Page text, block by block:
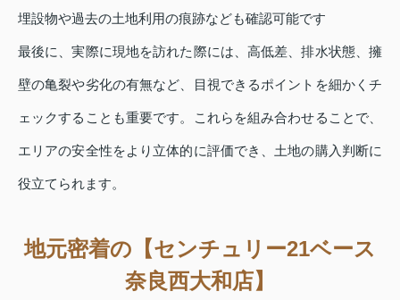
埋設物や過去の土地利用の痕跡なども確認可能です
最後に、実際に現地を訪れた際には、高低差、排水状態、擁
壁の亀裂や劣化の有無など、目視できるポイントを細かくチ
ェックすることも重要です。これらを組み合わせることで、
エリアの安全性をより立体的に評価でき、土地の購入判断に
役立てられます。
地元密着の【センチュリー21ベース
奈良西大和店】